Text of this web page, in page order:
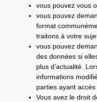
vous pouvez vous
vous pouvez
format
traitons à votre
vous pouvez
des données si
plus d’actualité.
informations
parties ayant
Vous avez le droit